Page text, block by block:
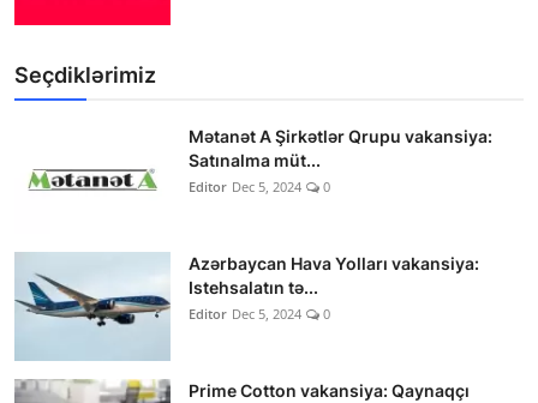
Seçdiklərimiz
Mətanət A Şirkətlər Qrupu vakansiya:
Satınalma müt...
Editor Dec 5, 2024 0
Azərbaycan Hava Yolları vakansiya:
Istehsalatın tə...
Editor Dec 5, 2024 0
Prime Cotton vakansiya: Qaynaqçı